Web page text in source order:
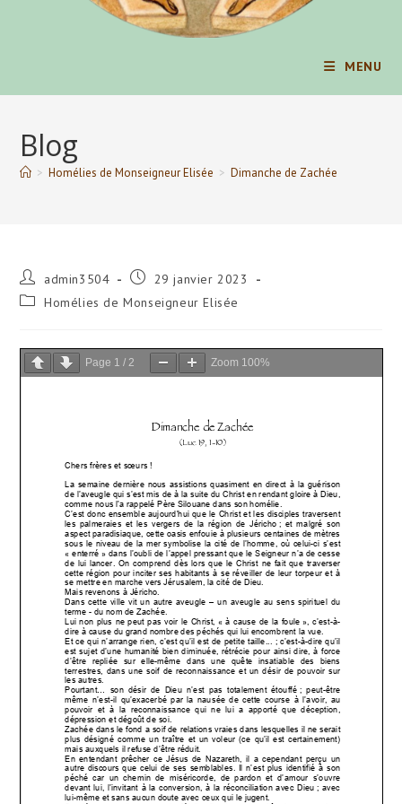
MENU
Blog
> Homélies de Monseigneur Elisée > Dimanche de Zachée
Auteur/autrice
de
la
admin3504
Publication
29 janvier 2023
Post Homélies de Monseigneur Elisée
Page 1 /2 Zoom 100%